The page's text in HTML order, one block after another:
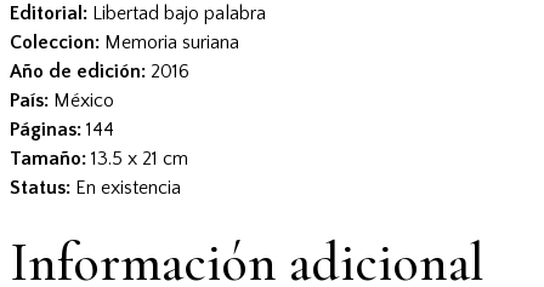
Editorial: Libertad bajo palabra
Coleccion: Memoria suriana
Año de edición: 2016
País: México
Páginas: 144
Tamaño: 13.5 x 21 cm
Status: En existencia
Información adicional